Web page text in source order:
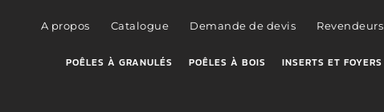
A propos Catalogue Demande de devis Revendeurs
POÊLES À GRANULÉS POÊLES À BOIS INSERTS ET FOYERS